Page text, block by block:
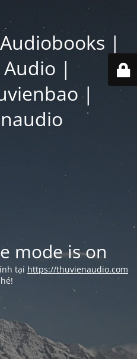
|
|
|
mode is on
tại https://thuvienaudio.com